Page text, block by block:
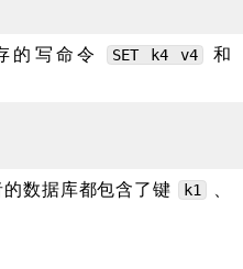
的写命令 SET k4 v4 和
数据库都包含了键 k1 、